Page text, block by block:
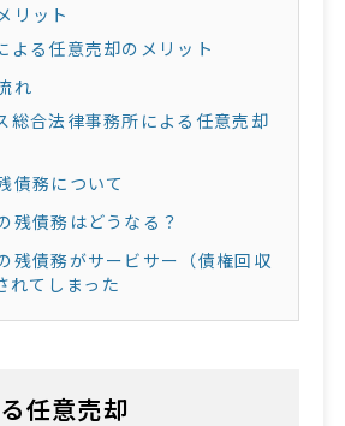
リット
よる任意売却のメリット
れ
総合法律事務所による任意売却
債務について
残債務はどうなる？
残債務がサービサー（債権回収
れてしまった
任意売却